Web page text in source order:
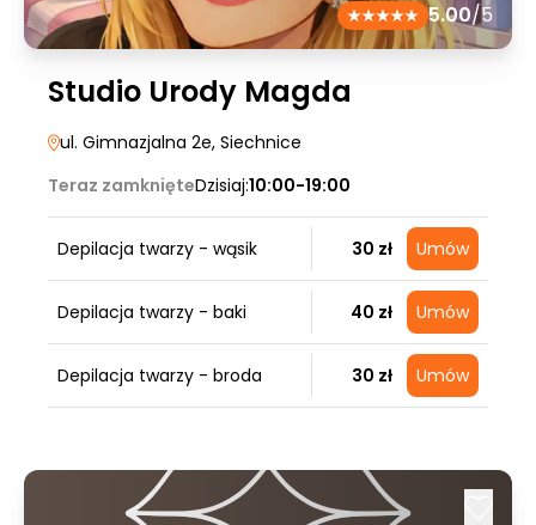
5.00/5
Studio Urody Magda
ul. Gimnazjalna 2e, Siechnice
Teraz zamknięteDzisiaj:10:00-19:00
Depilacja twarzy - wąsik 30 zł Umów
Depilacja twarzy - baki 40 zł Umów
Depilacja twarzy - broda 30 zł Umów